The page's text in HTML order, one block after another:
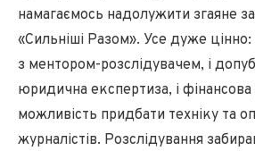
намагаємось надолужити згаяне
«Сильніші Разом». Усе дуже цінно:
з ментором-розслідувачем, і
юридична експертиза, і
можливість придбати техніку та
журналістів. Розслідування